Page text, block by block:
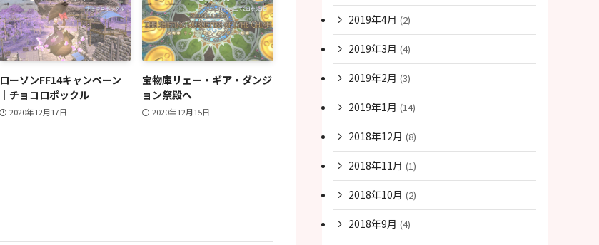
ローソンFF14キャンペーン
｜チョコロポックル
2020年12月17日
宝物庫リェー・ギア・ダンジ
ョン祭殿へ
2020年12月15日
2019年4月 (2)
2019年3月 (4)
2019年2月 (3)
2019年1月 (14)
2018年12月 (8)
2018年11月 (1)
2018年10月 (2)
2018年9月 (4)